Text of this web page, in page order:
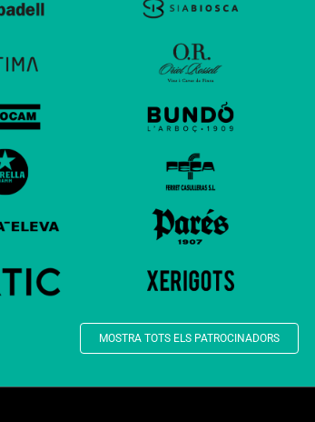
MOSTRA TOTS ELS PATROCINADORS